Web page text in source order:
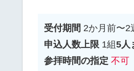
受付期間 2か月前〜2
申込人数上限 1組5人
参拝時間の指定 不可